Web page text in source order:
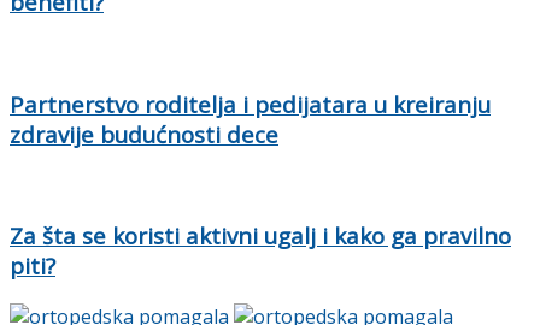
Partnerstvo roditelja i pedijatara u kreiranju
zdravije budućnosti dece
Za šta se koristi aktivni ugalj i kako ga pravilno
piti?